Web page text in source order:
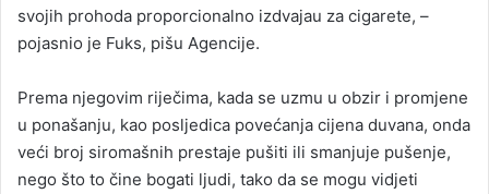
svojih prohoda proporcionalno izdvajau za cigarete, –
pojasnio je Fuks, pišu Agencije.
Prema njegovim riječima, kada se uzmu u obzir i promjene
u ponašanju, kao posljedica povećanja cijena duvana, onda
veći broj siromašnih prestaje pušiti ili smanjuje pušenje,
nego što to čine bogati ljudi, tako da se mogu vidjeti